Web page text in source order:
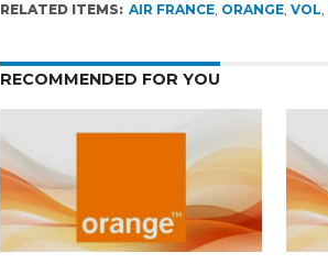
RELATED ITEMS: AIR FRANCE, ORANGE, VOL,
RECOMMENDED FOR YOU